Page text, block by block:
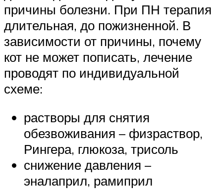
причины болезни. При ПН терапия
длительная, до пожизненной. В
зависимости от причины, почему
кот не может пописать, лечение
проводят по индивидуальной
схеме:
растворы для снятия
обезвоживания – физраствор,
Рингера, глюкоза, трисоль
снижение давления –
эналаприл, рамиприл